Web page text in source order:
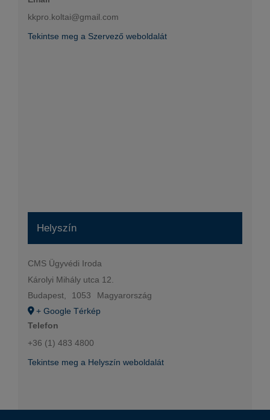
kkpro.koltai@gmail.com
Tekintse meg a Szervező weboldalát
Helyszín
CMS Ügyvédi Iroda
Károlyi Mihály utca 12.
Budapest, 1053
Magyarország
+ Google Térkép
Telefon
+36 (1) 483 4800
Tekintse meg a Helyszín weboldalát